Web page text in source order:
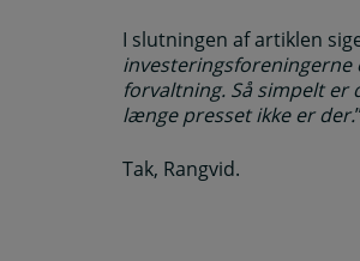
I slutningen af artiklen
investeringsforeningerne
forvaltning. Så simpelt er
længe presset ikke er der.
Tak, Rangvid.